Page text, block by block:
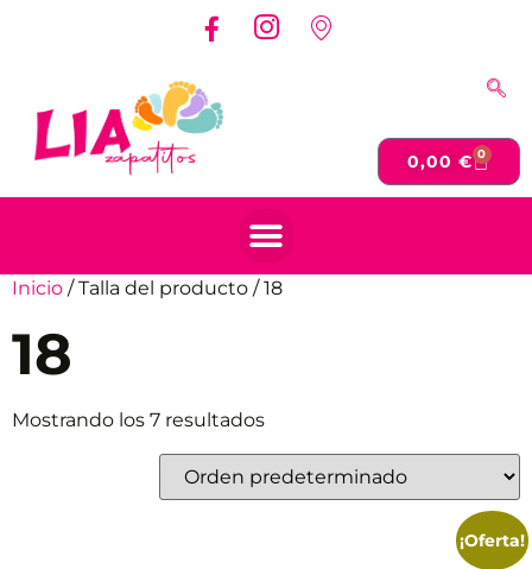
0,00€ 0
Inicio / Talla del producto / 18
18
Mostrando los 7 resultados
¡Oferta!